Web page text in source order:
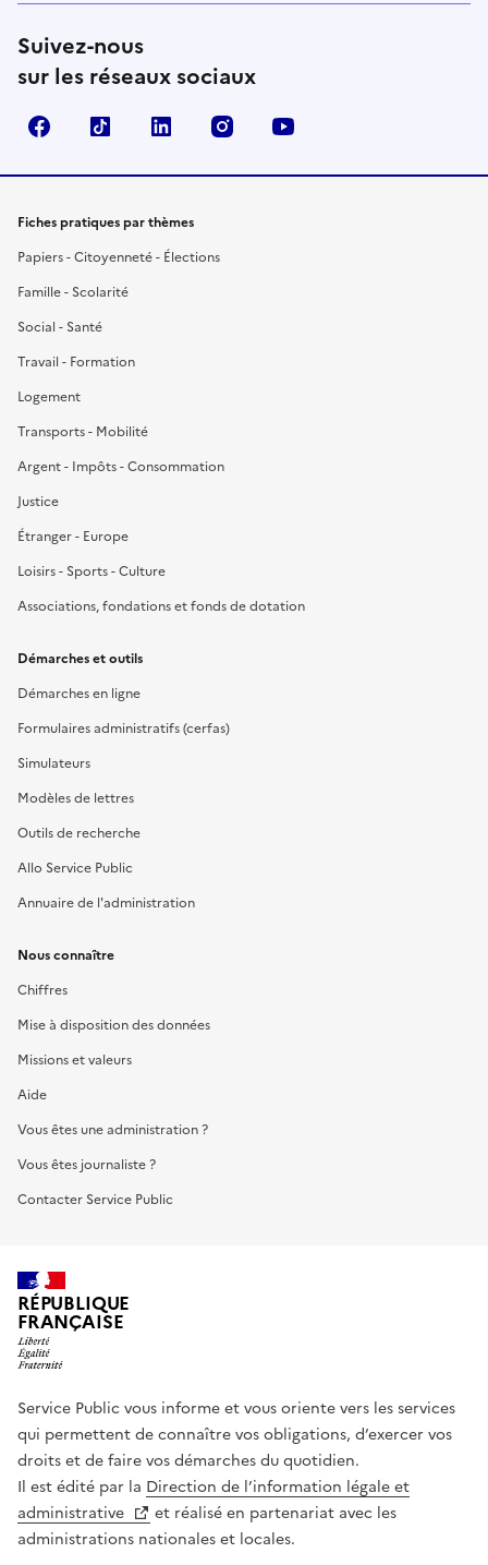
Suivez-nous
sur les réseaux sociaux
FacebookTikTok LinkedIn Instagram
Fiches pratiques par thèmes
Papiers - Citoyenneté - Élections
Famille - Scolarité
Social - Santé
Travail - Formation
Logement
Transports - Mobilité
Argent - Impôts - Consommation
Justice
Étranger - Europe
Loisirs - Sports - Culture
Associations, fondations et fonds de dotation
Démarches et outils
Démarches en ligne
Formulaires administratifs (cerfas)
Simulateurs
Modèles de lettres
Outils de recherche
Allo Service Public
Annuaire de l'administration
Nous connaître
Chiffres
Mise à disposition des données
Missions et valeurs
Aide
Vous êtes une administration ?
Vous êtes journaliste ?
Contacter Service Public
RÉPUBLIQUE
FRANÇAISE
Service Public vous informe et vous oriente vers les services
qui permettent de connaître vos obligations, d’exercer vos
droits et de faire vos démarches du quotidien.
Il est édité par la Direction de l’information légale et
administrative
et réalisé en partenariat avec les
administrations nationales et locales.